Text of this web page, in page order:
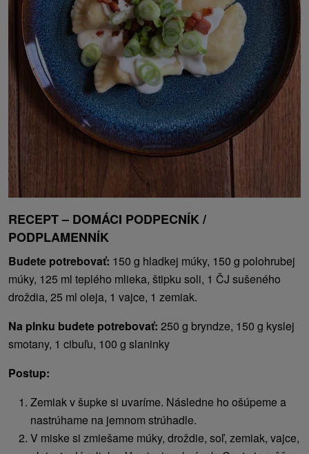
RECEPT – DOMÁCI PODPECNÍK /
PODPLAMENNÍK
Budete potrebovať: 150 g hladkej múky, 150 g polohrubej
múky, 125 ml teplého mlieka, štipku soli, 1 ČJ sušeného
droždia, 25 ml oleja, 1 vajce, 1 zemiak.
Na plnku budete potrebovať: 250 g bryndze, 150 g kyslej
smotany, 1 cibuľu, 100 g slaninky
Postup:
Zemiak v šupke si uvaríme. Následne ho ošúpeme a
nastrúhame na jemnom strúhadle.
V miske si zmiešame múky, droždie, soľ, zemiak, vajce,